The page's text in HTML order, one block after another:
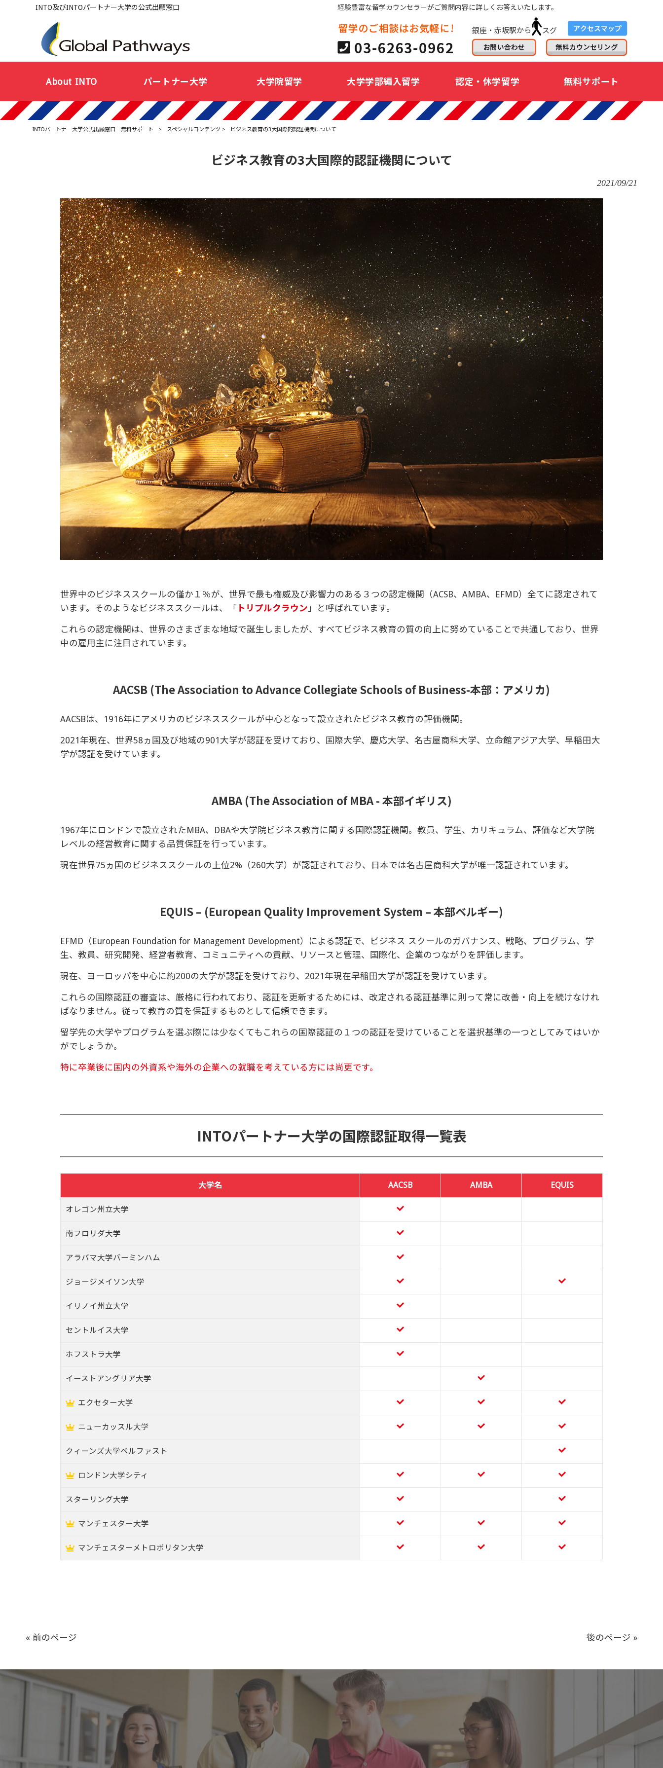
INTO及びINTOパートナー大学の公式出願窓口 経験豊富な留学カウンセラーがご質問内容に詳しくお答えいたします。
銀座・赤坂駅から スグ
About INTO パートナー大学 大学院留学 大学学部編入留学 認定・休学留学 無料サポート
INTOパートナー大学公式出願窓口 無料サポート > スペシャルコンテンツ > ビジネス教育の3大国際的認証機関について
ビジネス教育の3大国際的認証機関について
2021/09/21
世界中のビジネススクールの僅か１％が、世界で最も権威及び影響力のある３つの認定機関（ACSB、AMBA、EFMD）全てに認定されて
います。そのようなビジネススクールは、「
トリプルクラウン」と呼ばれています。
これらの認定機関は、世界のさまざまな地域で誕生しましたが、すべてビジネス教育の質の向上に努めていることで共通しており、世界
中の雇用主に注目されています。
AACSB (The Association to Advance Collegiate Schools of Business-本部：アメリカ)
AACSBは、1916年にアメリカのビジネススクールが中心となって設立されたビジネス教育の評価機関。
2021年現在、世界58ヵ国及び地域の901大学が認証を受けており、国際大学、慶応大学、名古屋商科大学、立命館アジア大学、早稲田大
学が認証を受けています。
AMBA (The Association of MBA - 本部イギリス)
1967年にロンドンで設立されたMBA、DBAや大学院ビジネス教育に関する国際認証機関。教員、学生、カリキュラム、評価など大学院
レベルの経営教育に関する品質保証を行っています。
現在世界75ヵ国のビジネススクールの上位2%（260大学）が認証されており、日本では名古屋商科大学が唯一認証されています。
EQUIS – (European Quality Improvement System – 本部ベルギー)
EFMD（European Foundation for Management Development）による認証で、ビジネス スクールのガバナンス、戦略、プログラム、学
生、教員、研究開発、経営者教育、コミュニティへの貢献、リソースと管理、国際化、企業のつながりを評価します。
現在、ヨーロッパを中心に約200の大学が認証を受けており、2021年現在早稲田大学が認証を受けています。
これらの国際認証の審査は、厳格に行われており、認証を更新するためには、改定される認証基準に則って常に改善・向上を続けなけれ
ばなりません。従って教育の質を保証するものとして信頼できます。
留学先の大学やプログラムを選ぶ際には少なくてもこれらの国際認証の１つの認証を受けていることを選択基準の一つとしてみてはいか
がでしょうか。
特に卒業後に国内の外資系や海外の企業への就職を考えている方には尚更です。
INTOパートナー大学の国際認証取得一覧表
大学名 AACSB AMBA EQUIS
オレゴン州立大学
南フロリダ大学
アラバマ大学バーミンハム
ジョージメイソン大学
イリノイ州立大学
セントルイス大学
ホフストラ大学
イーストアングリア大学
エクセター大学
ニューカッスル大学
クィーンズ大学ベルファスト
ロンドン大学シティ
スターリング大学
マンチェスター大学
マンチェスターメトロポリタン大学
« 前のページ 後のページ »